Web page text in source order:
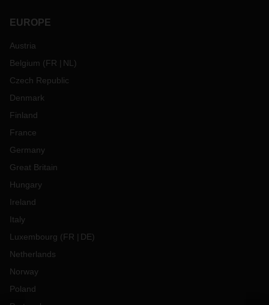
EUROPE
Austria
Belgium (FR NL )
Czech Republic
Denmark
Finland
France
Germany
Great Britain
Hungary
Ireland
Italy
Luxembourg (FR DE)
Netherlands
Norway
Poland